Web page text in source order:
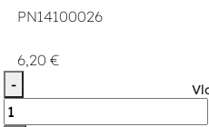
PN14100026
6,20 €
-